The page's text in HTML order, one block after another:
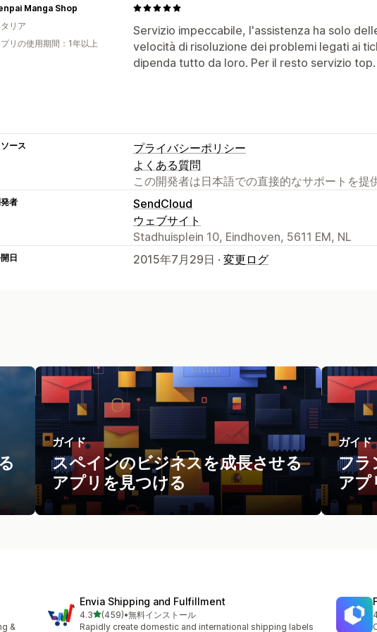
Servizio impeccabile, l'assistenza ha solo
velocità di risoluzione dei problemi legati ai
dipenda tutto da loro. Per il resto servizio top.
Manga Shop
リア
リの使用期間：1年以上
ース
プライバシーポリシー
よくある質問
この開発者は日本語での直接的なサポートを提
者
SendCloud
ウェブサイト
Stadhuisplein 10, Eindhoven, 5611 EM, NL
日 2015年7月29日 · 変更ログ
ガイド
スペインのビジネスを成長させる
アプリを見つける
ガイド
フラ
アプ
&
Envia Shipping and Fulfillment
4.35つ星中
(459)
合計レビュー数：459件
•無料インストール
Rapidly create domestic and international shipping labels